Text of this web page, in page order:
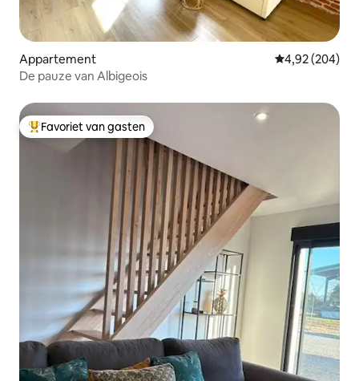
Appartement Gemiddelde
4,92 (204)
De pauze van Albigeois
Topfavoriet van gasten
Favoriet van gasten